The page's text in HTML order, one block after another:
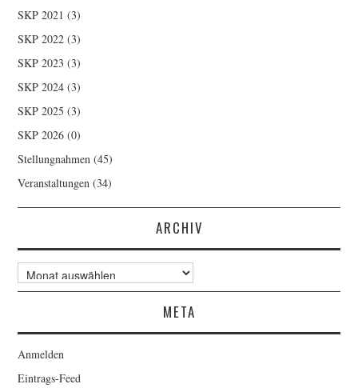
SKP 2021 (3)
SKP 2022 (3)
SKP 2023 (3)
SKP 2024 (3)
SKP 2025 (3)
SKP 2026 (0)
Stellungnahmen (45)
Veranstaltungen (34)
ARCHIV
Archiv
META
Anmelden
Eintrags-Feed